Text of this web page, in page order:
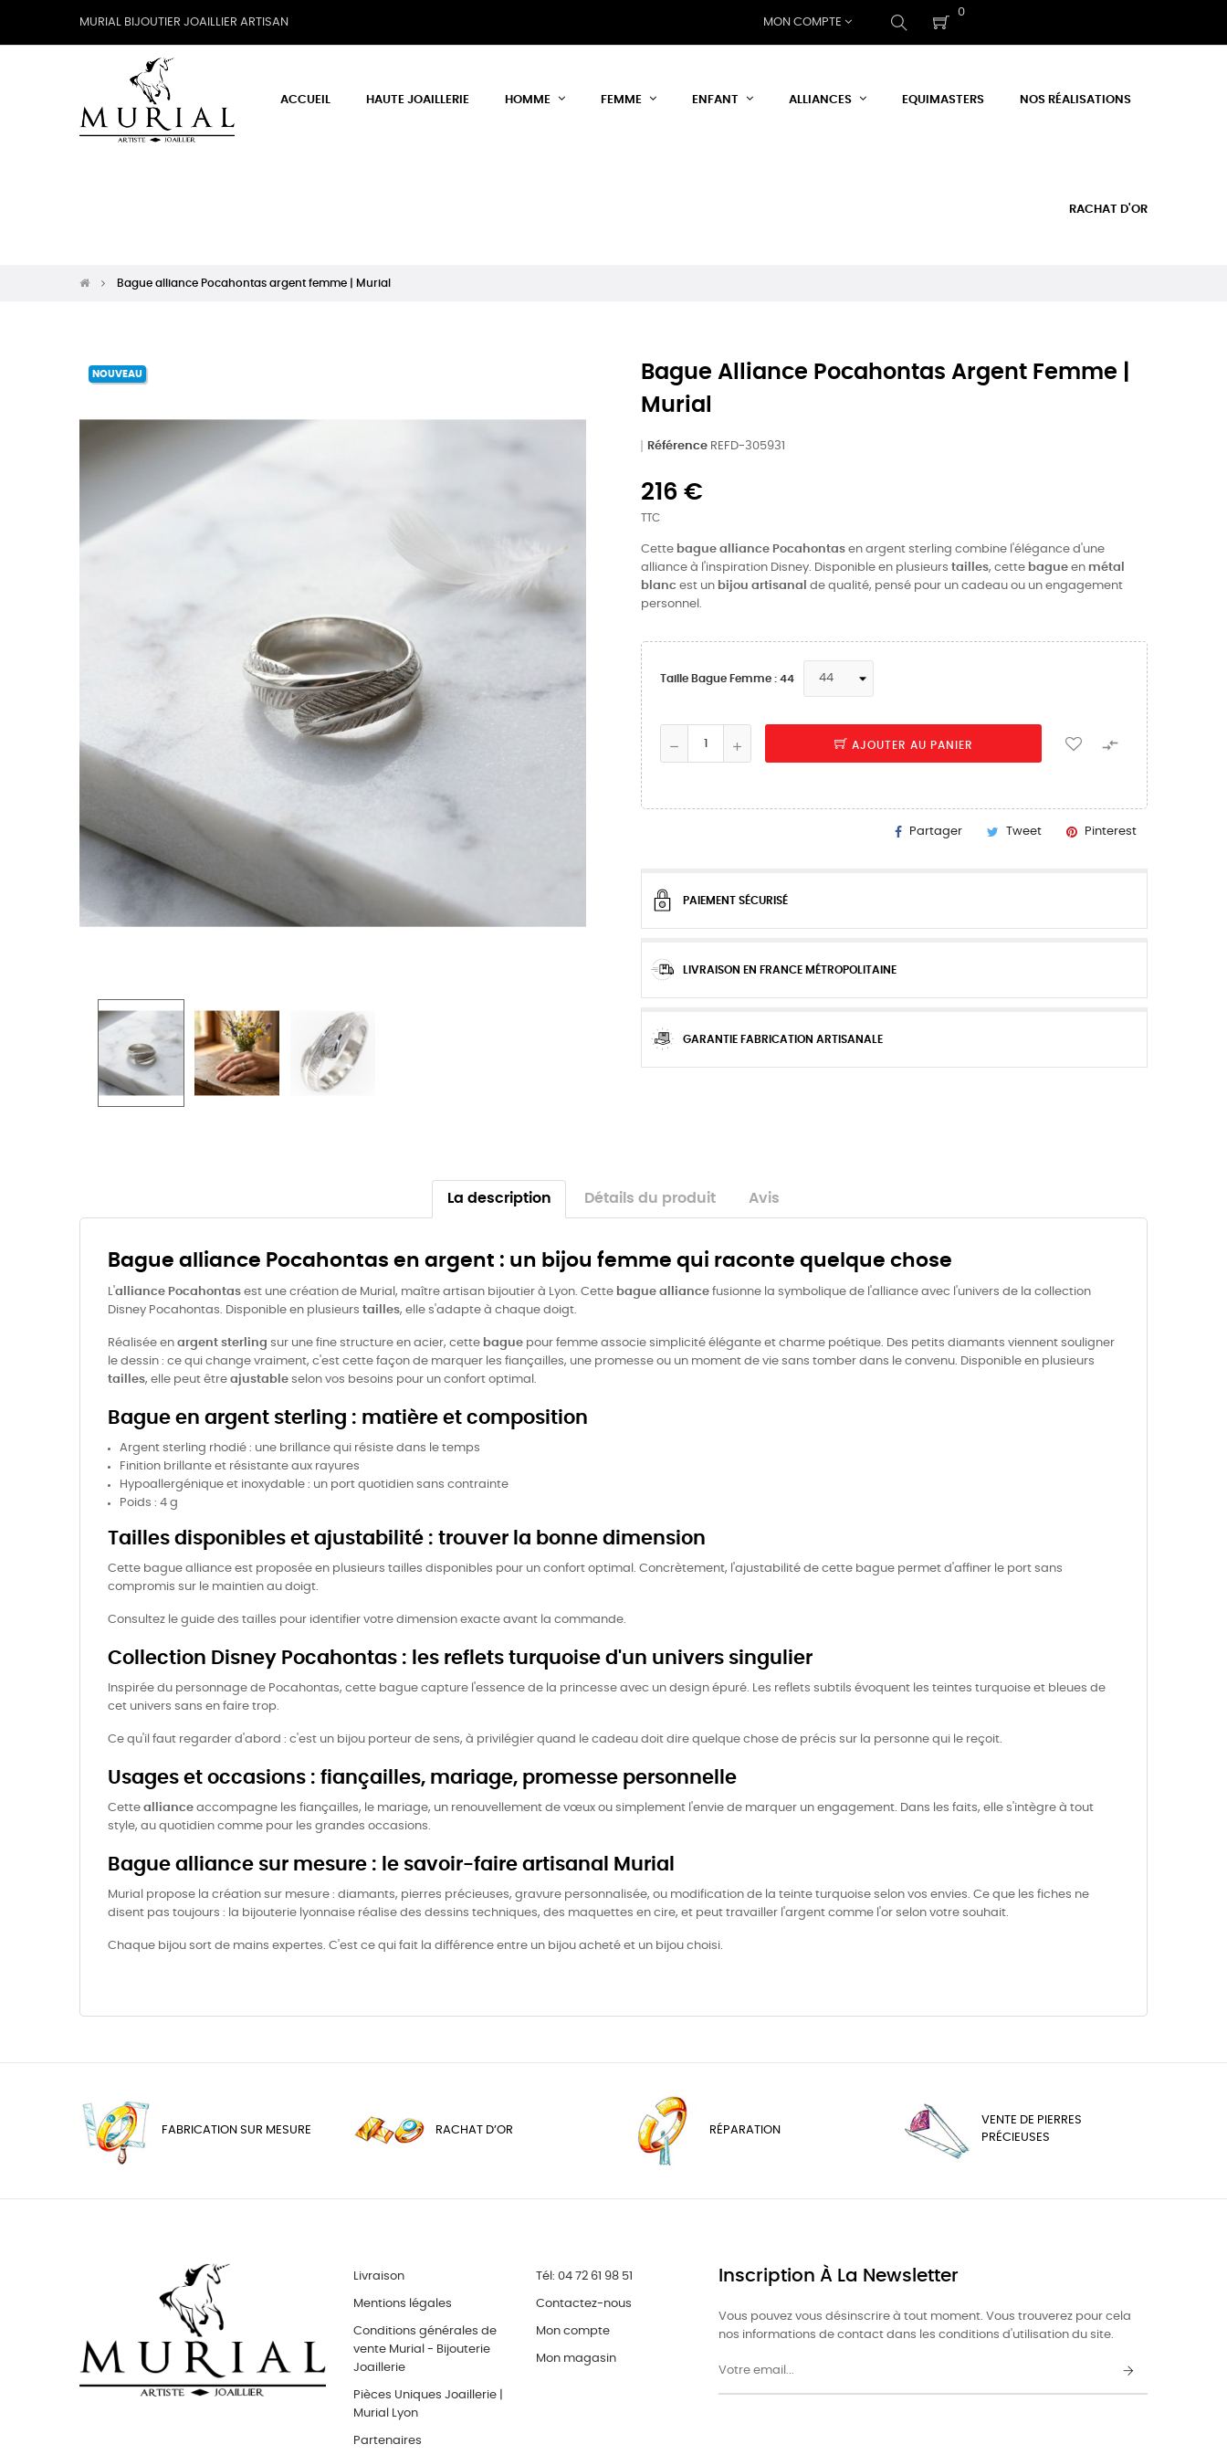
MURIAL BIJOUTIER JOAILLIER ARTISAN MON COMPTE
0
ACCUEIL HAUTE JOAILLERIE HOMME FEMME ENFANT ALLIANCES EQUIMASTERS NOS RÉALISATIONS
RACHAT D'OR
Bague alliance Pocahontas argent femme | Murial
NOUVEAU
Bague Alliance Pocahontas Argent Femme |
Murial
Référence REFD-305931
216 €
TTC
Cette bague alliance Pocahontas en argent sterling combine l'élégance d'une
alliance à l'inspiration Disney. Disponible en plusieurs tailles, cette bague en métal
blanc est un bijou artisanal
de qualité, pensé pour un cadeau ou un engagement
personnel.
Taille Bague Femme : 44
AJOUTER AU PANIER 
Partager Tweet Pinterest
PAIEMENT SÉCURISÉ
LIVRAISON EN FRANCE MÉTROPOLITAINE
GARANTIE FABRICATION ARTISANALE
La description Détails du produit Avis
Bague alliance Pocahontas en argent : un bijou femme qui raconte quelque chose
L'alliance Pocahontas est une création de Murial, maître artisan bijoutier à Lyon. Cette bague alliance fusionne la symbolique de l'alliance avec l'univers de la collection
Disney Pocahontas. Disponible en plusieurs tailles, elle s'adapte à chaque doigt.
Réalisée en argent sterling sur une fine structure en acier, cette bague pour femme associe simplicité élégante et charme poétique. Des petits diamants viennent souligner
le dessin : ce qui change vraiment, c'est cette façon de marquer les fiançailles, une promesse ou un moment de vie sans tomber dans le convenu. Disponible en plusieurs
tailles, elle peut être ajustable selon vos besoins pour un confort optimal.
Bague en argent sterling : matière et composition
Argent sterling rhodié : une brillance qui résiste dans le temps
Finition brillante et résistante aux rayures
Hypoallergénique et inoxydable : un port quotidien sans contrainte
Poids : 4 g
Tailles disponibles et ajustabilité : trouver la bonne dimension
Cette bague alliance est proposée en plusieurs tailles disponibles pour un confort optimal. Concrètement, l'ajustabilité de cette bague permet d'affiner le port sans
compromis sur le maintien au doigt.
Consultez le guide des tailles pour identifier votre dimension exacte avant la commande.
Collection Disney Pocahontas : les reflets turquoise d'un univers singulier
Inspirée du personnage de Pocahontas, cette bague capture l'essence de la princesse avec un design épuré. Les reflets subtils évoquent les teintes turquoise et bleues de
cet univers sans en faire trop.
Ce qu'il faut regarder d'abord : c'est un bijou porteur de sens, à privilégier quand le cadeau doit dire quelque chose de précis sur la personne qui le reçoit.
Usages et occasions : fiançailles, mariage, promesse personnelle
Cette alliance accompagne les fiançailles, le mariage, un renouvellement de vœux ou simplement l'envie de marquer un engagement. Dans les faits, elle s'intègre à tout
style, au quotidien comme pour les grandes occasions.
Bague alliance sur mesure : le savoir-faire artisanal Murial
Murial propose la création sur mesure : diamants, pierres précieuses, gravure personnalisée, ou modification de la teinte turquoise selon vos envies. Ce que les fiches ne
disent pas toujours : la bijouterie lyonnaise réalise des dessins techniques, des maquettes en cire, et peut travailler l'argent comme l'or selon votre souhait.
Chaque bijou sort de mains expertes. C'est ce qui fait la différence entre un bijou acheté et un bijou choisi.
FABRICATION SUR MESURE RACHAT D’OR RÉPARATION
VENTE DE PIERRES
PRÉCIEUSES
Livraison
Mentions légales
Conditions générales de
vente Murial - Bijouterie
Joaillerie
Pièces Uniques Joaillerie |
Murial Lyon
Partenaires
Tél: 04 72 61 98 51
Contactez-nous
Mon compte
Mon magasin
Inscription À La Newsletter
Vous pouvez vous désinscrire à tout moment. Vous trouverez pour cela
nos informations de contact dans les conditions d'utilisation du site.